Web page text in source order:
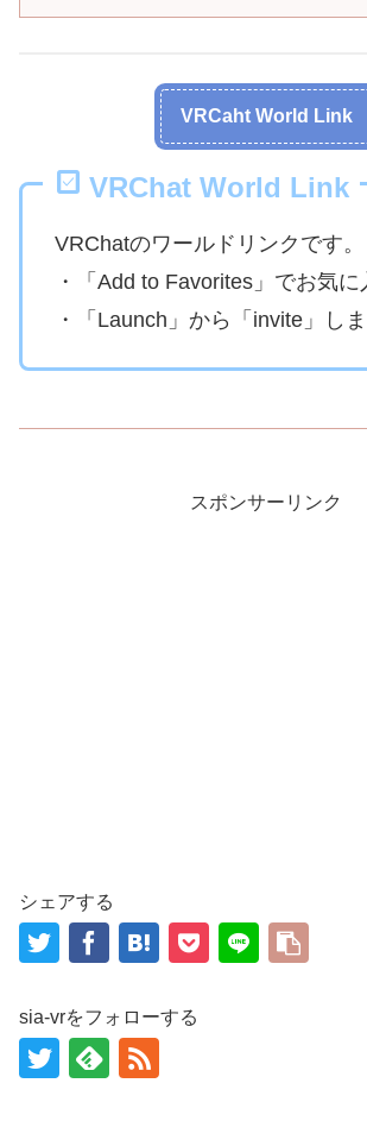
VRCaht World Link
VRChat World Link
VRChatのワールドリンクです。
・「Add to Favorites」でお気
・「Launch」から「invite」し
スポンサーリンク
シェアする
sia-vrをフォローする